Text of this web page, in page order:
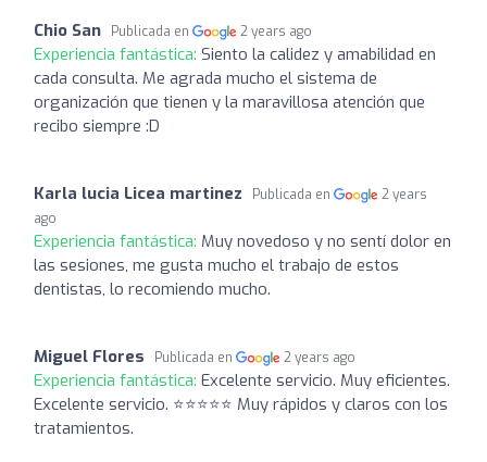
Chio San Publicada en 2 years ago
Experiencia fantástica: Siento la calidez y amabilidad en
cada consulta. Me agrada mucho el sistema de
organización que tienen y la maravillosa atención que
recibo siempre :D
Karla lucia Licea martinez Publicada en
2 years
ago
Experiencia fantástica: Muy novedoso y no sentí dolor en
las sesiones, me gusta mucho el trabajo de estos
dentistas, lo recomiendo mucho.
Miguel Flores Publicada en 2 years ago
Experiencia fantástica: Excelente servicio. Muy eficientes.
Excelente servicio. ⭐⭐⭐⭐⭐ Muy rápidos y claros con los
tratamientos.